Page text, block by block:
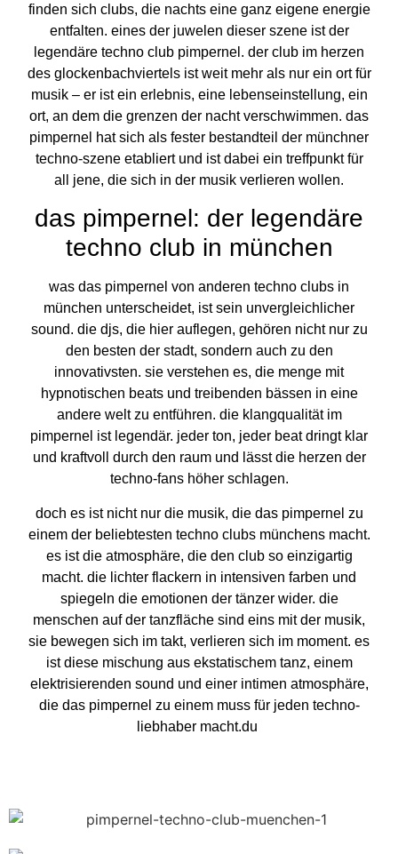
finden sich clubs, die nachts eine ganz eigene energie
entfalten. eines der juwelen dieser szene ist der
legendäre techno club pimpernel. der club im herzen
des glockenbachviertels ist weit mehr als nur ein ort für
musik – er ist ein erlebnis, eine lebenseinstellung, ein
ort, an dem die grenzen der nacht verschwimmen. das
pimpernel hat sich als fester bestandteil der münchner
techno-szene etabliert und ist dabei ein treffpunkt für
all jene, die sich in der musik verlieren wollen.
das pimpernel: der legendäre
techno club in münchen
was das pimpernel von anderen techno clubs in
münchen unterscheidet, ist sein unvergleichlicher
sound. die djs, die hier auflegen, gehören nicht nur zu
den besten der stadt, sondern auch zu den
innovativsten. sie verstehen es, die menge mit
hypnotischen beats und treibenden bässen in eine
andere welt zu entführen. die klangqualität im
pimpernel ist legendär. jeder ton, jeder beat dringt klar
und kraftvoll durch den raum und lässt die herzen der
techno-fans höher schlagen.
doch es ist nicht nur die musik, die das pimpernel zu
einem der beliebtesten techno clubs münchens macht.
es ist die atmosphäre, die den club so einzigartig
macht. die lichter flackern in intensiven farben und
spiegeln die emotionen der tänzer wider. die
menschen auf der tanzfläche sind eins mit der musik,
sie bewegen sich im takt, verlieren sich im moment. es
ist diese mischung aus ekstatischem tanz, einem
elektrisierenden sound und einer intimen atmosphäre,
die das pimpernel zu einem muss für jeden techno-
liebhaber macht.du